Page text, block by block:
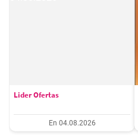
Lider Ofertas
En 04.08.2026